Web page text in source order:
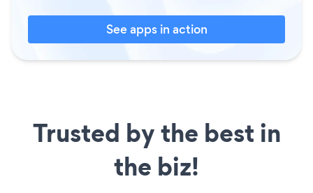
See apps in action
Trusted by the best in
the biz!